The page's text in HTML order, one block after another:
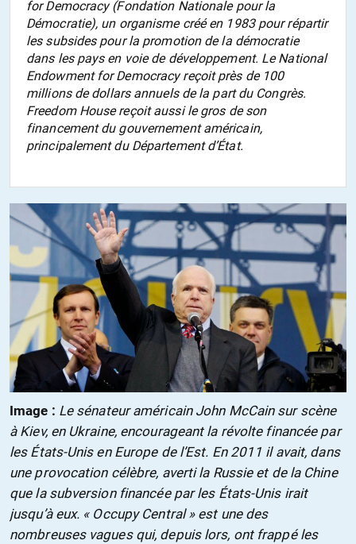
for Democracy (Fondation Nationale pour la
Démocratie), un organisme créé en 1983 pour répartir
les subsides pour la promotion de la démocratie
dans les pays en voie de développement. Le National
Endowment for Democracy reçoit près de 100
millions de dollars annuels de la part du Congrès.
Freedom House reçoit aussi le gros de son
financement du gouvernement américain,
principalement du Département d’État.
Image : Le sénateur américain John McCain sur scène
à Kiev, en Ukraine, encourageant la révolte financée par
les États-Unis en Europe de l’Est. En 2011 il avait, dans
une provocation célèbre, averti la Russie et de la Chine
que la subversion financée par les États-Unis irait
jusqu’à eux. « Occupy Central » est une des
nombreuses vagues qui, depuis lors, ont frappé les